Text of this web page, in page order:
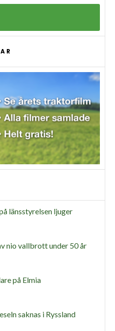
länsstyrelsen ljuger
nio vallbrott under 50 år
på Elmia
saknas i Ryssland